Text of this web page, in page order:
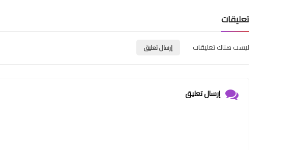
تعليقات
ليست هناك تعليقات إرسال تعليق
إرسال تعليق